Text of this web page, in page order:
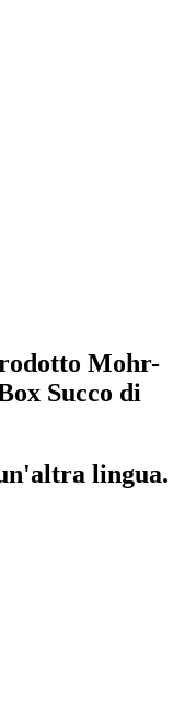
Mohr-
Succo di
lingua.